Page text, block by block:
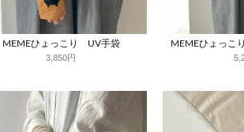
MEMEひょっこり UV手袋
3,850円
MEMEひょっこ